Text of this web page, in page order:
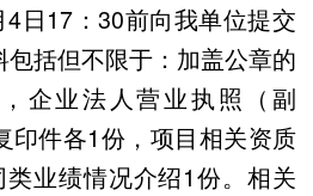
日17：30前向我单位提交
括但不限于：加盖公章的
企业法人营业执照（副
印件各1份，项目相关资质
业绩情况介绍1份。相关